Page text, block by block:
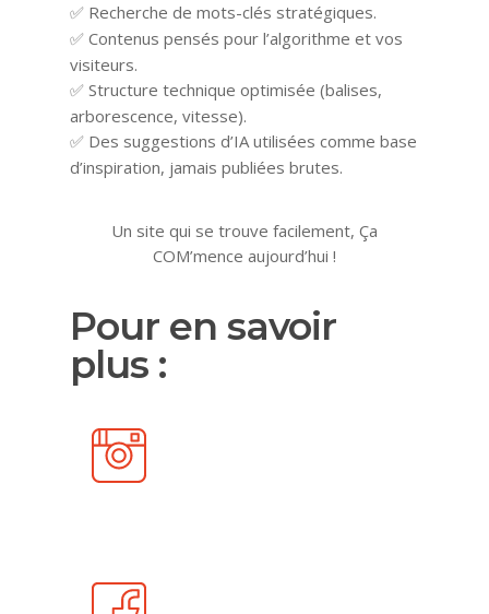
✅ Recherche de mots-clés stratégiques.
✅ Contenus pensés pour l’algorithme et vos
visiteurs.
✅ Structure technique optimisée (balises,
arborescence, vitesse).
✅ Des suggestions d’IA utilisées comme base
d’inspiration, jamais publiées brutes.
Un site qui se trouve facilement, Ça
COM’mence aujourd’hui !
Pour en savoir
plus :